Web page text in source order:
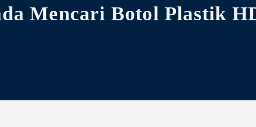
Mencari Botol Plastik